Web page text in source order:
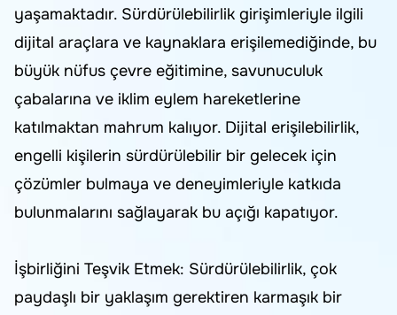
yaşamaktadır. Sürdürülebilirlik girişimleriyle ilgili
dijital araçlara ve kaynaklara erişilemediğinde, bu
büyük nüfus çevre eğitimine, savunuculuk
çabalarına ve iklim eylem hareketlerine
katılmaktan mahrum kalıyor. Dijital erişilebilirlik,
engelli kişilerin sürdürülebilir bir gelecek için
çözümler bulmaya ve deneyimleriyle katkıda
bulunmalarını sağlayarak bu açığı kapatıyor.
İşbirliğini Teşvik Etmek: Sürdürülebilirlik, çok
paydaşlı bir yaklaşım gerektiren karmaşık bir